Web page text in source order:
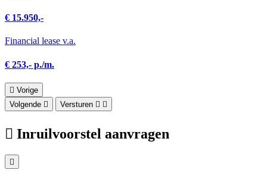
€ 15.950,-
Financial lease v.a.
€ 253,- p./m.
Vorige
Volgende
Versturen
Inruilvoorstel aanvragen